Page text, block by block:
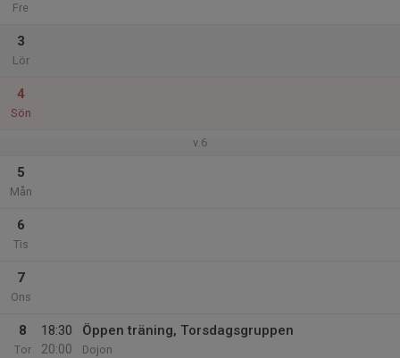
Fre
3
Lör
4
Sön
v.6
5
Mån
6
Tis
7
Ons
8
Tor
18:30
20:00
Öppen träning, Torsdagsgruppen
Dojon